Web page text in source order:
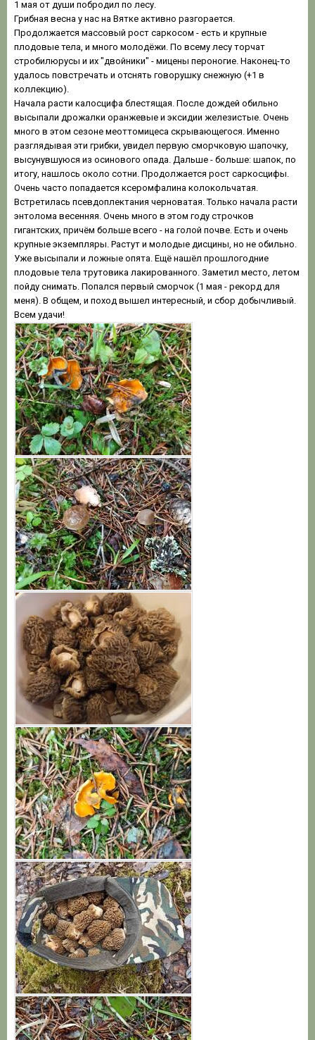
1 мая от души побродил по лесу.
Грибная весна у нас на Вятке активно разгорается.
Продолжается массовый рост саркосом - есть и крупные
плодовые тела, и много молодёжи. По всему лесу торчат
стробилюрусы и их "двойники" - мицены пероногие. Наконец-то
удалось повстречать и отснять говорушку снежную (+1 в
коллекцию).
Начала расти калосцифа блестящая. После дождей обильно
высыпали дрожалки оранжевые и эксидии железистые. Очень
много в этом сезоне меоттомицеса скрывающегося. Именно
разглядывая эти грибки, увидел первую сморчковую шапочку,
высунувшуюся из осинового опада. Дальше - больше: шапок, по
итогу, нашлось около сотни. Продолжается рост саркосцифы.
Очень часто попадается ксеромфалина колокольчатая.
Встретилась псевдоплектания черноватая. Только начала расти
энтолома весенняя. Очень много в этом году строчков
гигантских, причём больше всего - на голой почве. Есть и очень
крупные экземпляры. Растут и молодые дисцины, но не обильно.
Уже высыпали и ложные опята. Ещё нашёл прошлогодние
плодовые тела трутовика лакированного. Заметил место, летом
пойду снимать. Попался первый сморчок (1 мая - рекорд для
меня). В общем, и поход вышел интересный, и сбор добычливый.
Всем удачи!